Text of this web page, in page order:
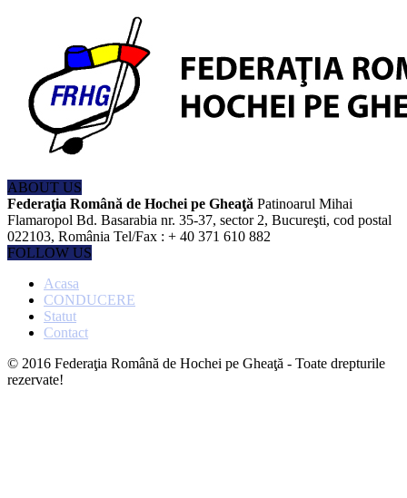
ABOUT US
Federaţia Română de Hochei pe Gheaţă Patinoarul Mihai
Flamaropol Bd. Basarabia nr. 35-37, sector 2, Bucureşti, cod postal
022103, România Tel/Fax : + 40 371 610 882
FOLLOW US
Acasa
CONDUCERE
Statut
Contact
© 2016 Federaţia Română de Hochei pe Gheaţă - Toate drepturile
rezervate!